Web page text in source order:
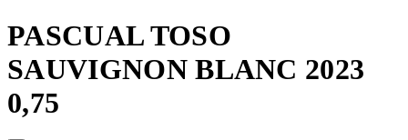
PASCUAL TOSO
SAUVIGNON BLANC 2023
0,75